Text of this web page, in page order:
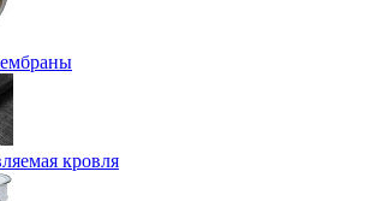
кровля